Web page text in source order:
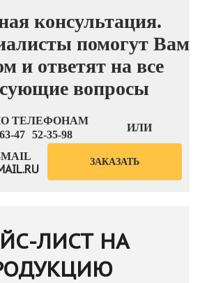
консультация.
помогут Вам
и ответят на все
вопросы
ТЕЛЕФОНАМ
47 52-35-98
ИЛИ
ЗАКАЗАТЬ
ЛИСТ НА